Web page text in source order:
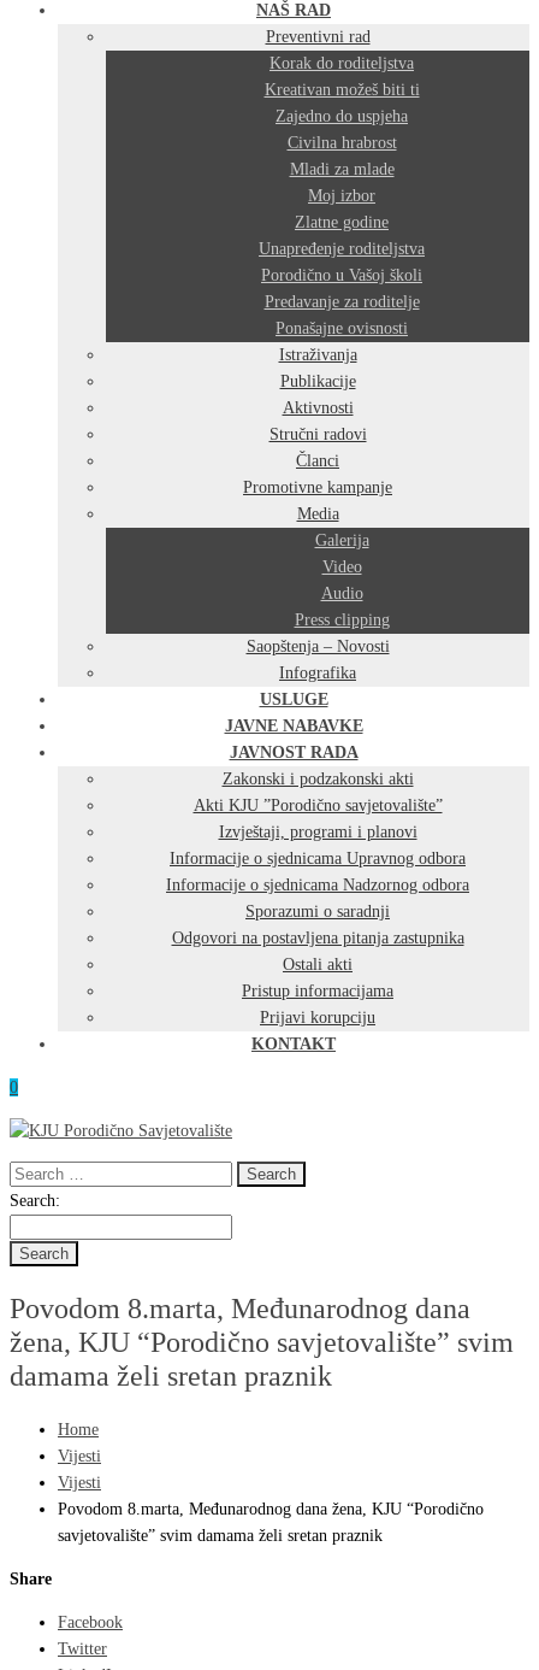
NAŠ RAD
Preventivni rad
Korak do roditeljstva
Kreativan možeš biti ti
Zajedno do uspjeha
Civilna hrabrost
Mladi za mlade
Moj izbor
Zlatne godine
Unapređenje roditeljstva
Porodično u Vašoj školi
Predavanje za roditelje
Ponašajne ovisnosti
Istraživanja
Publikacije
Aktivnosti
Stručni radovi
Članci
Promotivne kampanje
Media
Galerija
Video
Audio
Press clipping
Saopštenja – Novosti
Infografika
USLUGE
JAVNE NABAVKE
JAVNOST RADA
Zakonski i podzakonski akti
Akti KJU ”Porodično savjetovalište”
Izvještaji, programi i planovi
Informacije o sjednicama Upravnog odbora
Informacije o sjednicama Nadzornog odbora
Sporazumi o saradnji
Odgovori na postavljena pitanja zastupnika
Ostali akti
Pristup informacijama
Prijavi korupciju
KONTAKT
0
Search
for:
Search
Search:
Povodom 8.marta, Međunarodnog dana
žena, KJU “Porodično savjetovalište” svim
damama želi sretan praznik
Home
Vijesti
Vijesti
Povodom 8.marta, Međunarodnog dana žena, KJU “Porodično
savjetovalište” svim damama želi sretan praznik
Share
Facebook
Twitter